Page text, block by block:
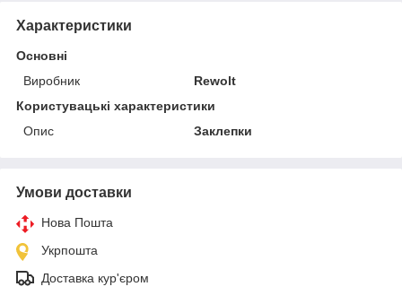
Характеристики
Основні
Виробник
Rewolt
Користувацькі характеристики
Опис
Заклепки
Умови доставки
Нова Пошта
Укрпошта
Доставка кур'єром